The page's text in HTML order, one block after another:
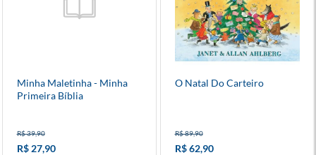
Minha Maletinha - Minha
Primeira Bíblia
R$ 39,90
R$ 27,90
O Natal Do Carteiro
R$ 89,90
R$ 62,90